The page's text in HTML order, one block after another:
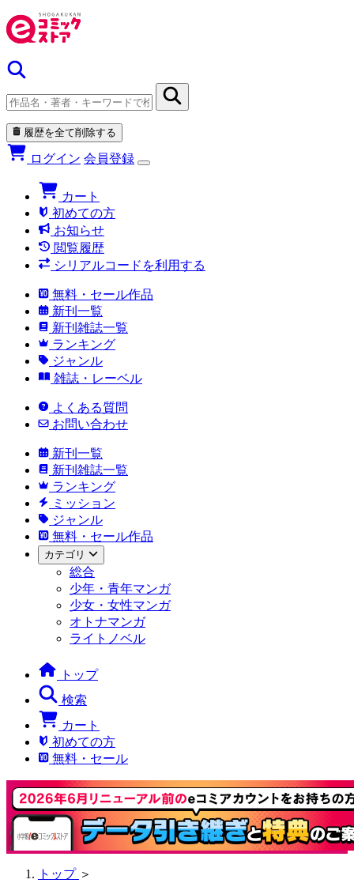
履歴を全て削除する
ログイン 会員登録
カート
初めての方
お知らせ
閲覧履歴
シリアルコードを利用する
無料・セール作品
新刊一覧
新刊雑誌一覧
ランキング
ジャンル
雑誌・レーベル
よくある質問
お問い合わせ
新刊一覧
新刊雑誌一覧
ランキング
ミッション
ジャンル
無料・セール作品
カテゴリ
総合
少年・青年マンガ
少女・女性マンガ
オトナマンガ
ライトノベル
トップ
検索
カート
初めての方
無料・セール
トップ ＞